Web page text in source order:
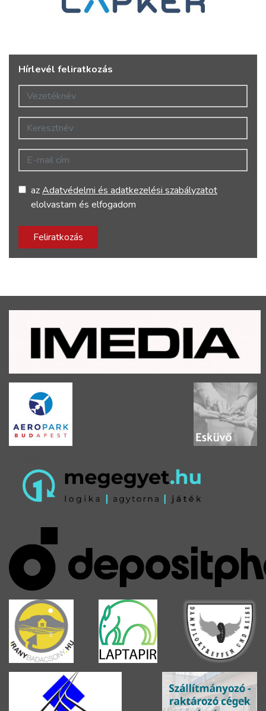
Hírlevél feliratkozás
Vezetéknév
Keresztnév
E-mail cím
azAdatvédelmi és adatkezelési szabályzatot
elolvastam és elfogadom
Feliratkozás